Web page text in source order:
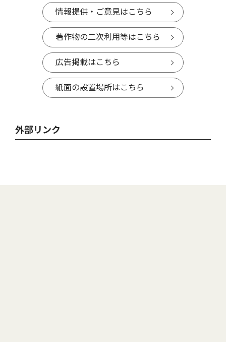
情報提供・ご意見はこちら
著作物の二次利用等はこちら
広告掲載はこちら
紙面の設置場所はこちら
外部リンク